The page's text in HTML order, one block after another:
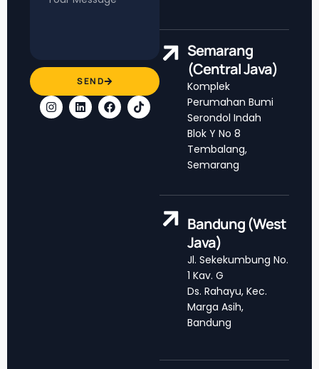
SEND
Semarang
(Central Java)
Komplek
Perumahan Bumi
Serondol Indah
Blok Y No 8
Tembalang,
Semarang
Bandung (West
Java)
Jl. Sekekumbung No.
1 Kav. G
Ds. Rahayu, Kec.
Marga Asih,
Bandung